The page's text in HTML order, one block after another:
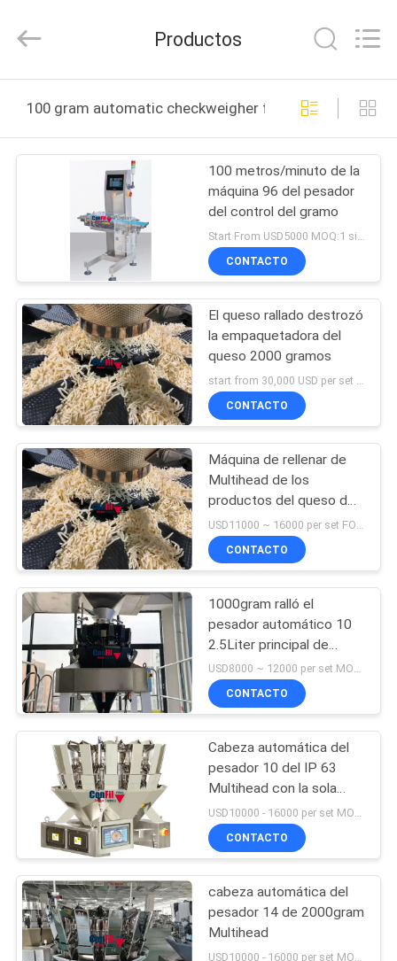
PRODUCTOS
VÍDEOS
SOBRE
NOSOTROS
VIAJE
DE
LA
FÁBRICA
CONTROL
DE
CALIDAD
PIDA
UNA
CITA
MAPA
SITIO
PRIVACY
POLICY
ConFil
System.
Reserved.
Productos
100 gram automatic checkweigher fabricación en línea
100 metros/minuto de la
máquina 96 del pesador
del control del gramo
Start From USD5000 MOQ:1 sistema
CONTACTO
El queso rallado destrozó
la empaquetadora del
queso 2000 gramos
CONTACTO
Máquina de rellenar de
Multihead de los
productos del queso del
pesador principal
automático del pesador
14
CONTACTO
1000gram ralló el
pesador automático 10
2.5Liter principal de
Multihead del queso
USD8000 ~ 12000 per set MOQ:1 sistema
CONTACTO
Cabeza automática del
pesador 10 del IP 63
Multihead con la sola
tolva de la aleta
USD10000 - 16000 per set MOQ:1 sistema
CONTACTO
cabeza automática del
pesador 14 de 2000gram
Multihead